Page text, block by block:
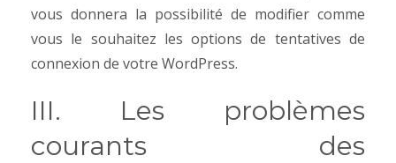
vous donnera la possibilité de modifier comme
vous le souhaitez les options de tentatives de
connexion de votre WordPress.
III. Les problèmes
courants des